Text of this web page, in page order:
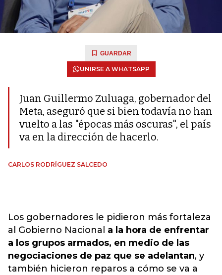
GUARDAR
UNIRSE A WHATSAPP
Juan Guillermo Zuluaga, gobernador del
Meta, aseguró que si bien todavía no han
vuelto a las "épocas más oscuras", el país
va en la dirección de hacerlo.
CARLOS RODRÍGUEZ SALCEDO
Los gobernadores le pidieron más fortaleza
al Gobierno Nacional a la hora de enfrentar
a los grupos armados, en medio de las
negociaciones de paz que se adelantan, y
también hicieron reparos a cómo se va a